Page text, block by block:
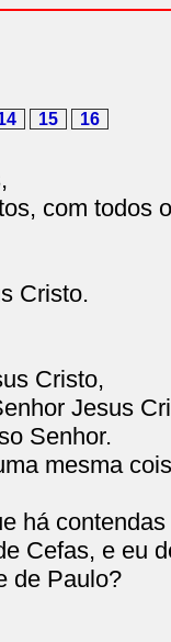
15 16
com todos
Cristo.
Cristo,
Jesus
Senhor.
mesma
há
Cefas, e eu
de Paulo?